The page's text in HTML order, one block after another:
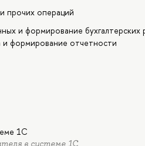
прочих операций
и формирование бухгалтерских
формирование отчетности
1С
в системе 1С